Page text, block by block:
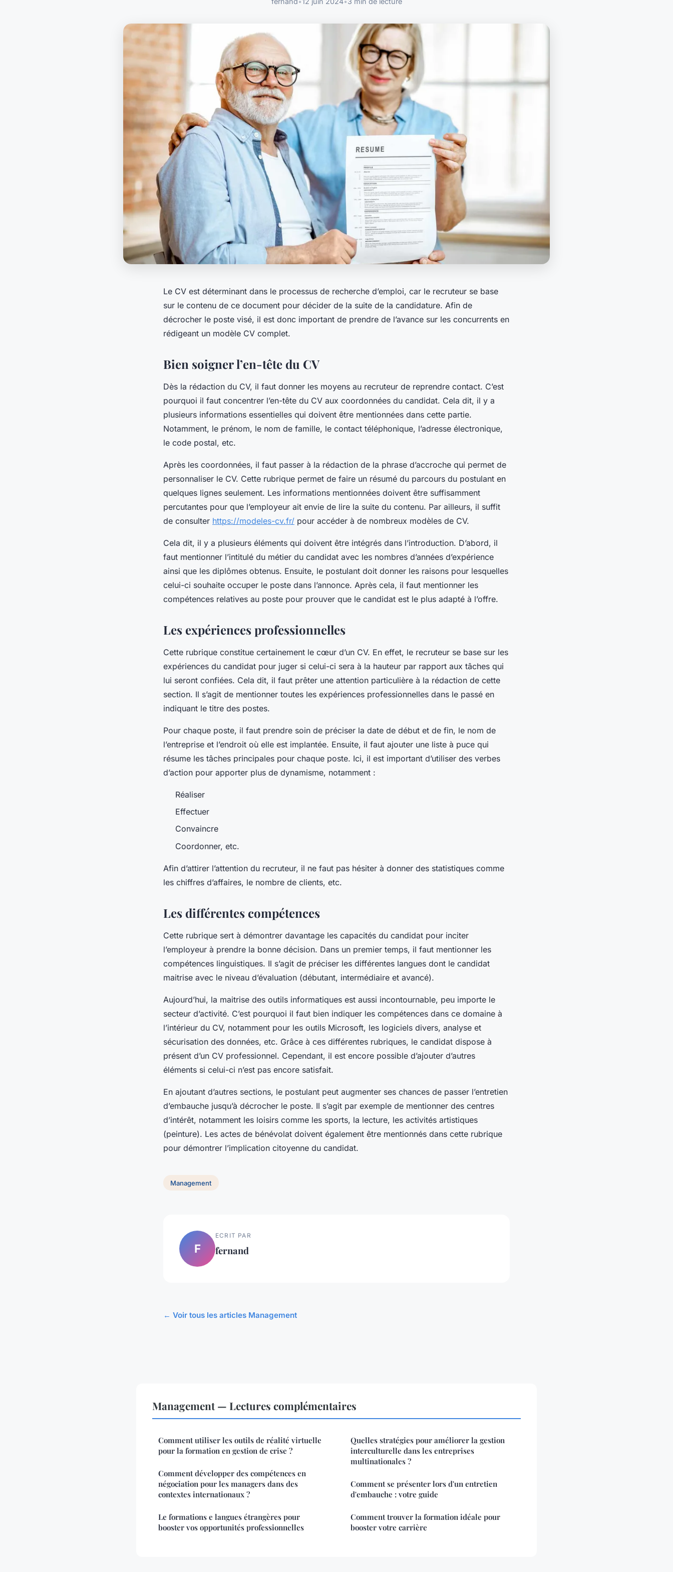
Le CV est déterminant dans le processus de recherche d’emploi, car le recruteur se base
sur le contenu de ce document pour décider de la suite de la candidature. Afin de
décrocher le poste visé, il est donc important de prendre de l’avance sur les concurrents en
rédigeant un modèle CV complet.
Bien soigner l’en-tête du CV
Dès la rédaction du CV, il faut donner les moyens au recruteur de reprendre contact. C’est
pourquoi il faut concentrer l’en-tête du CV aux coordonnées du candidat. Cela dit, il y a
plusieurs informations essentielles qui doivent être mentionnées dans cette partie.
Notamment, le prénom, le nom de famille, le contact téléphonique, l’adresse électronique,
le code postal, etc.
Après les coordonnées, il faut passer à la rédaction de la phrase d’accroche qui permet de
personnaliser le CV. Cette rubrique permet de faire un résumé du parcours du postulant en
quelques lignes seulement. Les informations mentionnées doivent être suffisamment
percutantes pour que l’employeur ait envie de lire la suite du contenu. Par ailleurs, il suffit
de consulter https://modeles-cv.fr/ pour accéder à de nombreux modèles de CV.
Cela dit, il y a plusieurs éléments qui doivent être intégrés dans l’introduction. D’abord, il
faut mentionner l’intitulé du métier du candidat avec les nombres d’années d’expérience
ainsi que les diplômes obtenus. Ensuite, le postulant doit donner les raisons pour lesquelles
celui-ci souhaite occuper le poste dans l’annonce. Après cela, il faut mentionner les
compétences relatives au poste pour prouver que le candidat est le plus adapté à l’offre.
Les expériences professionnelles
Cette rubrique constitue certainement le cœur d’un CV. En effet, le recruteur se base sur les
expériences du candidat pour juger si celui-ci sera à la hauteur par rapport aux tâches qui
lui seront confiées. Cela dit, il faut prêter une attention particulière à la rédaction de cette
section. Il s’agit de mentionner toutes les expériences professionnelles dans le passé en
indiquant le titre des postes.
Pour chaque poste, il faut prendre soin de préciser la date de début et de fin, le nom de
l’entreprise et l’endroit où elle est implantée. Ensuite, il faut ajouter une liste à puce qui
résume les tâches principales pour chaque poste. Ici, il est important d’utiliser des verbes
d’action pour apporter plus de dynamisme, notamment :
Réaliser
Effectuer
Convaincre
Coordonner, etc.
Afin d’attirer l’attention du recruteur, il ne faut pas hésiter à donner des statistiques comme
les chiffres d’affaires, le nombre de clients, etc.
Les différentes compétences
Cette rubrique sert à démontrer davantage les capacités du candidat pour inciter
l’employeur à prendre la bonne décision. Dans un premier temps, il faut mentionner les
compétences linguistiques. Il s’agit de préciser les différentes langues dont le candidat
maitrise avec le niveau d’évaluation (débutant, intermédiaire et avancé).
Aujourd’hui, la maitrise des outils informatiques est aussi incontournable, peu importe le
secteur d’activité. C’est pourquoi il faut bien indiquer les compétences dans ce domaine à
l’intérieur du CV, notamment pour les outils Microsoft, les logiciels divers, analyse et
sécurisation des données, etc. Grâce à ces différentes rubriques, le candidat dispose à
présent d’un CV professionnel. Cependant, il est encore possible d’ajouter d’autres
éléments si celui-ci n’est pas encore satisfait.
En ajoutant d’autres sections, le postulant peut augmenter ses chances de passer l’entretien
d’embauche jusqu’à décrocher le poste. Il s’agit par exemple de mentionner des centres
d’intérêt, notamment les loisirs comme les sports, la lecture, les activités artistiques
(peinture). Les actes de bénévolat doivent également être mentionnés dans cette rubrique
pour démontrer l’implication citoyenne du candidat.
Management
F
ECRIT PAR
fernand
← Voir tous les articles Management
Management — Lectures complémentaires
Comment utiliser les outils de réalité virtuelle
pour la formation en gestion de crise ?
Comment développer des compétences en
négociation pour les managers dans des
contextes internationaux ?
Le formations e langues étrangères pour
booster vos opportunités professionnelles
Quelles stratégies pour améliorer la gestion
interculturelle dans les entreprises
multinationales ?
Comment se présenter lors d'un entretien
d'embauche : votre guide
Comment trouver la formation idéale pour
booster votre carrière